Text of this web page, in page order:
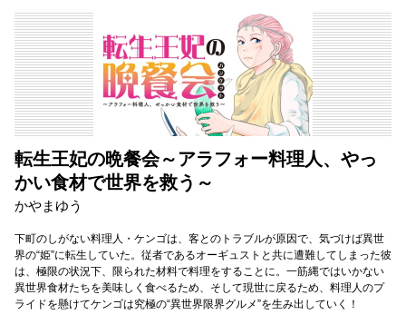
転生王妃の晩餐会～アラフォー料理人、やっ
かい食材で世界を救う～
かやまゆう
下町のしがない料理人・ケンゴは、客とのトラブルが原因で、気づけば異世
界の“姫”に転生していた。従者であるオーギュストと共に遭難してしまった彼
は、極限の状況下、限られた材料で料理をすることに。一筋縄ではいかない
異世界食材たちを美味しく食べるため、そして現世に戻るため、料理人のプ
ライドを懸けてケンゴは究極の“異世界限界グルメ”を生み出していく！